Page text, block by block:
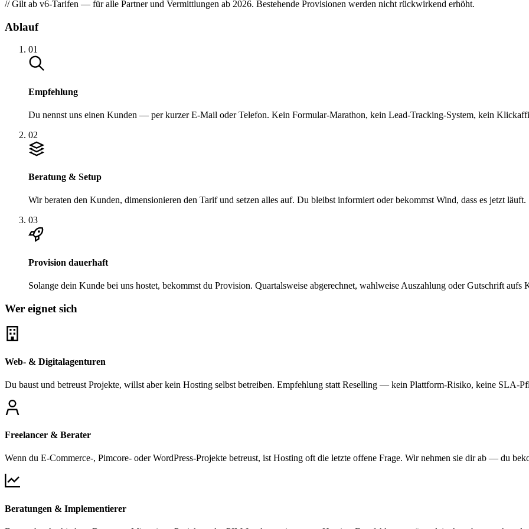
// Gilt ab v6-Tarifen — für alle Partner und Vermittlungen ab 2026. Bestehende Provisionen werden nicht rückwirkend erhöht.
Ablauf
01
Empfehlung
Du nennst uns einen Kunden — per kurzer E-Mail oder Telefon. Kein Formular-Marathon, kein Lead-Tracking-System, kein
02
Beratung & Setup
Wir beraten den Kunden, dimensionieren den Tarif und setzen alles auf. Du bleibst informiert oder bekommst Wind, dass es jetzt läuft.
03
Provision dauerhaft
Solange dein Kunde bei uns hostet, bekommst du Provision. Quartalsweise abgerechnet, wahlweise Auszahlung oder Gutschrift aufs
Wer eignet sich
Web- & Digitalagenturen
Du baust und betreust Projekte, willst aber kein Hosting selbst betreiben. Empfehlung statt Reselling — kein Plattform-Risiko, keine SLA-
Freelancer & Berater
Wenn du E-Commerce-, Pimcore- oder WordPress-Projekte betreust, ist Hosting oft die letzte offene Frage. Wir nehmen sie dir ab — du
Beratungen & Implementierer